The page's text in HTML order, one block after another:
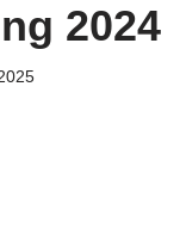
2024